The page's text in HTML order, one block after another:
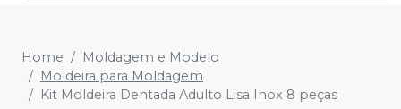
Home
Moldagem e Modelo
Moldeira para Moldagem
Kit Moldeira Dentada Adulto Lisa Inox 8 peças